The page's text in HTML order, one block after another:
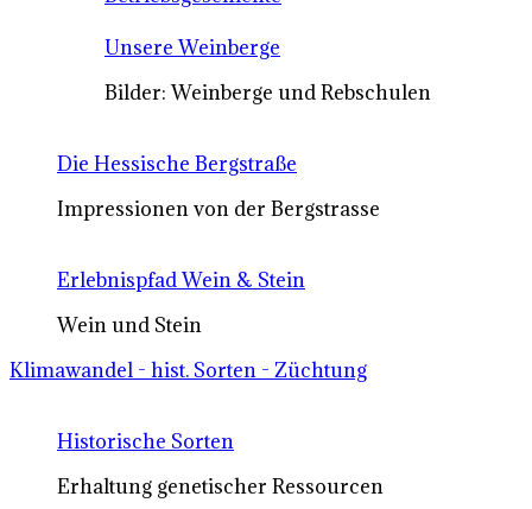
Unsere Weinberge
Bilder: Weinberge und Rebschulen
Die Hessische Bergstraße
Impressionen von der Bergstrasse
Erlebnispfad Wein & Stein
Wein und Stein
Klimawandel - hist. Sorten - Züchtung
Historische Sorten
Erhaltung genetischer Ressourcen